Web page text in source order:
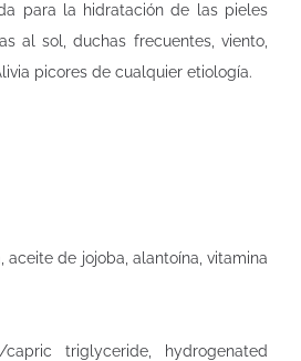
para la hidratación de las pieles
al sol, duchas frecuentes, viento,
picores de cualquier etiología.
aceite de jojoba, alantoína, vitamina
capric triglyceride, hydrogenated